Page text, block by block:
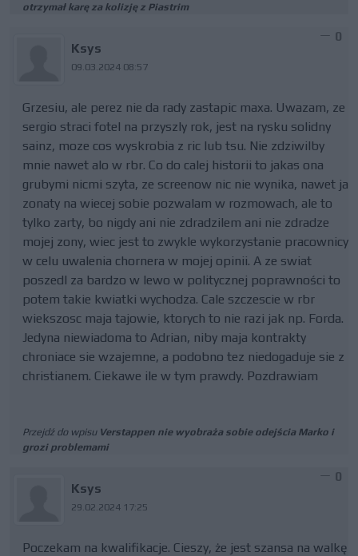
otrzymał karę za kolizję z Piastrim
Ksys
09.03.2024 08:57
0
Grzesiu, ale perez nie da rady zastapic maxa. Uwazam, ze
sergio straci fotel na przyszly rok, jest na rysku solidny
sainz, moze cos wyskrobia z ric lub tsu. Nie zdziwilby
mnie nawet alo w rbr. Co do calej historii to jakas ona
grubymi nicmi szyta, ze screenow nic nie wynika, nawet ja
zonaty na wiecej sobie pozwalam w rozmowach, ale to
tylko zarty, bo nigdy ani nie zdradzilem ani nie zdradze
mojej zony, wiec jest to zwykle wykorzystanie pracownicy
w celu uwalenia chornera w mojej opinii. A ze swiat
poszedl za bardzo w lewo w politycznej poprawności to
potem takie kwiatki wychodza. Cale szczescie w rbr
wiekszosc maja tajowie, ktorych to nie razi jak np. Forda.
Jedyna niewiadoma to Adrian, niby maja kontrakty
chroniace sie wzajemne, a podobno tez niedogaduje sie z
christianem. Ciekawe ile w tym prawdy. Pozdrawiam
Przejdź do wpisu Verstappen nie wyobraża sobie odejścia Marko i
grozi problemami
Ksys
29.02.2024 17:25
0
Poczekam na kwalifikacje. Cieszy, że jest szansa na walkę